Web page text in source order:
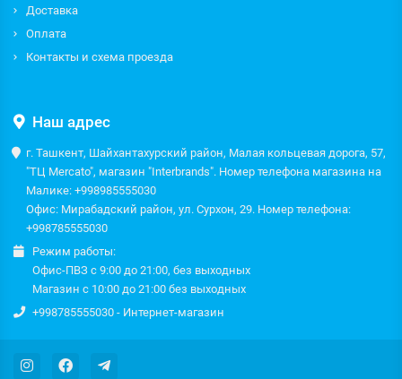
Доставка
Оплата
Контакты и схема проезда
Наш адрес
г. Ташкент, Шайхантахурский район, Малая кольцевая дорога, 57,
"ТЦ Mercato", магазин "Interbrands". Номер телефона магазина на
Малике: +998985555030
Офис: Мирабадский район, ул. Сурхон, 29. Номер телефона:
+998785555030
Режим работы:
Офис-ПВЗ с 9:00 до 21:00, без выходных
Магазин с 10:00 до 21:00 без выходных
+998785555030 - Интернет-магазин